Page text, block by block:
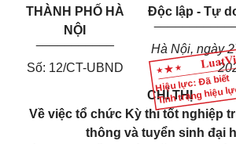
Hiệu lực: Đã biết
Tình trạng hiệu
THÀNH PHỐ HÀ
NỘI
___________
Số: 12/CT-UBND
Độc lập - Tự
Hà Nội, ngày
CHỈ THỊ
Về việc tổ chức Kỳ thi tốt nghiệp
thông và tuyển sinh đại